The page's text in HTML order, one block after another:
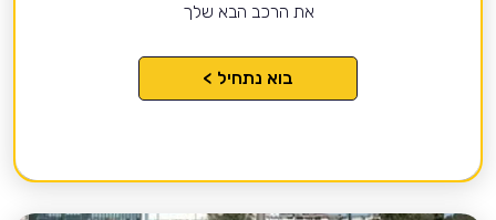
את הרכב הבא שלך
בוא נתחיל >